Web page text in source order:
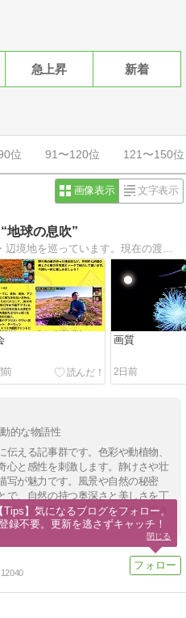
急上昇 新着
位 91〜120位 121〜150位
画像表示 文字表示
地球の息吹”
前
画質
2日前
的な物語性
える記事群です。色彩や動植物、
心と感性を刺激します。静けさや壮
写が魅力です。風景や自然の秘密
で、自然の持つ奥深さと美しさを丁
への畏敬と共感が深く伝わってき
12040
【Tips】気になるブログをフォロー。
録不要。更新を逃さずキャッチ！
閉じる